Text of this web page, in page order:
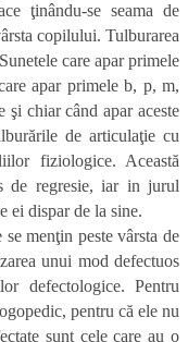
ţinându-se seama de
copilului. Tulburarea
care apar primele
apar primele b, p, m,
chiar când apar aceste
de articulaţie cu
fiziologice. Această
de regresie, iar in jurul
ei dispar de la sine.
menţin peste vârsta de
unui mod defectuos
defectologice. Pentru
pentru că ele nu
sunt cele care au o